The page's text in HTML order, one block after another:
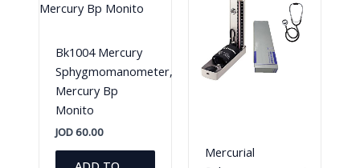
Bk1004 Mercury
Sphygmomanometer,
Mercury Bp
Monito
JOD60.00
Mercurial